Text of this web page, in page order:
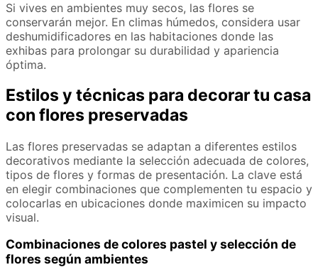
Si vives en ambientes muy secos, las flores se
conservarán mejor. En climas húmedos, considera usar
deshumidificadores en las habitaciones donde las
exhibas para prolongar su durabilidad y apariencia
óptima.
Estilos y técnicas para decorar tu casa
con flores preservadas
Las flores preservadas se adaptan a diferentes estilos
decorativos mediante la selección adecuada de colores,
tipos de flores y formas de presentación. La clave está
en elegir combinaciones que complementen tu espacio y
colocarlas en ubicaciones donde maximicen su impacto
visual.
Combinaciones de colores pastel y selección de
flores según ambientes